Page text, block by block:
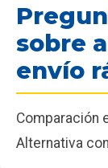
sobre
envío
Comparación
Alternativa